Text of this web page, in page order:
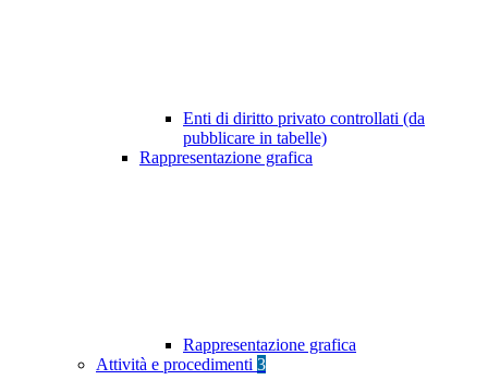
Enti di diritto privato controllati (da
pubblicare in tabelle)
Rappresentazione grafica
Rappresentazione grafica
Attività e procedimenti 3